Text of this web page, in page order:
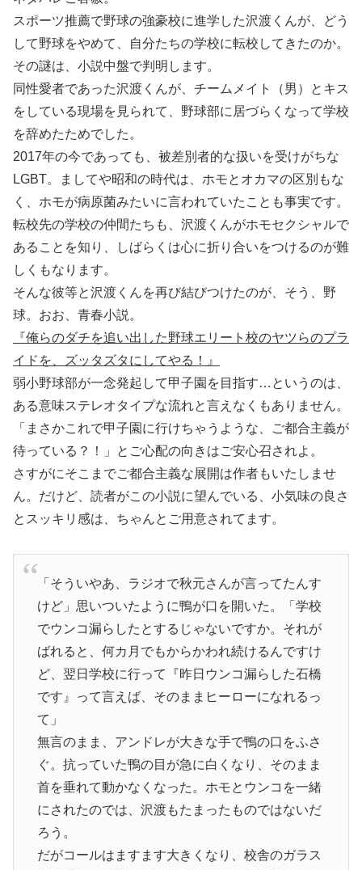
スポーツ推薦で野球の強豪校に進学した沢渡くんが、どう
して野球をやめて、自分たちの学校に転校してきたのか。
その謎は、小説中盤で判明します。
同性愛者であった沢渡くんが、チームメイト（男）とキス
をしている現場を見られて、野球部に居づらくなって学校
を辞めたためでした。
2017年の今であっても、被差別者的な扱いを受けがちな
LGBT。ましてや昭和の時代は、ホモとオカマの区別もな
く、ホモが病原菌みたいに言われていたことも事実です。
転校先の学校の仲間たちも、沢渡くんがホモセクシャルで
あることを知り、しばらくは心に折り合いをつけるのが難
しくもなります。
そんな彼等と沢渡くんを再び結びつけたのが、そう、野
球。おお、青春小説。
『俺らのダチを追い出した野球エリート校のヤツらのプラ
イドを、ズッタズタにしてやる！』
弱小野球部が一念発起して甲子園を目指す…というのは、
ある意味ステレオタイプな流れと言えなくもありません。
「まさかこれで甲子園に行けちゃうような、ご都合主義が
待っている？！」とご心配の向きはご安心召されよ。
さすがにそこまでご都合主義な展開は作者もいたしませ
ん。だけど、読者がこの小説に望んでいる、小気味の良さ
とスッキリ感は、ちゃんとご用意されてます。
「そういやあ、ラジオで秋元さんが言ってたんす
けど」思いついたように鴨が口を開いた。「学校
でウンコ漏らしたとするじゃないですか。それが
ばれると、何カ月でもからかわれ続けるんですけ
ど、翌日学校に行って『昨日ウンコ漏らした石橋
です』って言えば、そのままヒーローになれるっ
て」
無言のまま、アンドレが大きな手で鴨の口をふさ
ぐ。抗っていた鴨の目が急に白くなり、そのまま
首を垂れて動かなくなった。ホモとウンコを一緒
にされたのでは、沢渡もたまったものではないだ
ろう。
だがコールはますます大きくなり、校舎のガラス